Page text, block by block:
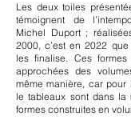
Les deux toiles
témoignent de
Michel Duport ;
2000, c’est en 2022
les finalise. Ces
approchées des
même manière, car pour
le tableaux sont dans la
formes construites en